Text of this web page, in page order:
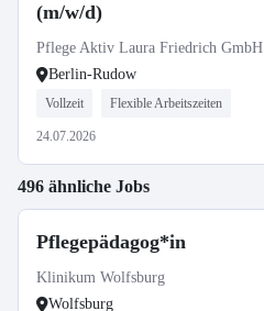
(m/w/d)
Pflege Aktiv Laura Friedrich GmbH
Berlin-Rudow
Vollzeit Flexible Arbeitszeiten
24.07.2026
496 ähnliche Jobs
Pflegepädagog*in
Klinikum Wolfsburg
Wolfsburg